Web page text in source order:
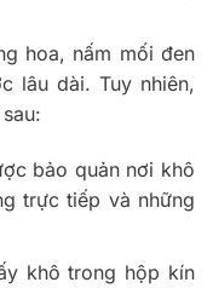
hoa, nấm mối đen
lâu dài. Tuy nhiên,
bảo quản nơi khô
trực tiếp và những
khô trong hộp kín